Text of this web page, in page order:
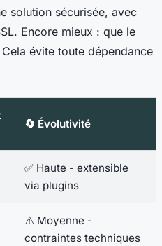
solution sécurisée, avec
Encore mieux : que le
évite toute dépendance
🔄 Évolutivité
✅ Haute - extensible
via plugins
⚠️ Moyenne -
contraintes techniques